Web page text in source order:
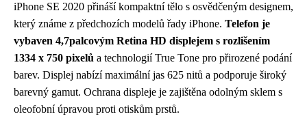
iPhone SE 2020 přináší kompaktní tělo s osvědčeným designem,
který známe z předchozích modelů řady iPhone. Telefon je
vybaven 4,7palcovým Retina HD displejem s rozlišením
1334 x 750 pixelů a technologií True Tone pro přirozené podání
barev. Displej nabízí maximální jas 625 nitů a podporuje široký
barevný gamut. Ochrana displeje je zajištěna odolným sklem s
oleofobní úpravou proti otiskům prstů.